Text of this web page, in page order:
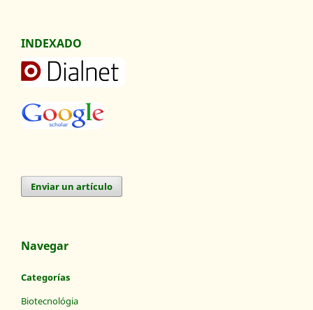
INDEXADO
Enviar un artículo
Navegar
Categorías
Biotecnológia